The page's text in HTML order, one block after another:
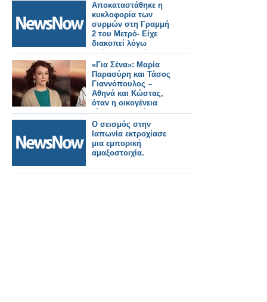
Αποκαταστάθηκε η
κυκλοφορία των
συρμών στη Γραμμή
2 του Μετρό- Είχε
διακοπεί λόγω
ατόμου στη σήραγγα.
«Για Σένα»: Μαρία
Παρασύρη και Τάσος
Γιαννόπουλος –
Αθηνά και Κώστας,
όταν η οικογένεια
γίνεται καταφύγιο
Ο σεισμός στην
Ιαπωνία εκτροχίασε
μια εμπορική
αμαξοστοιχία.